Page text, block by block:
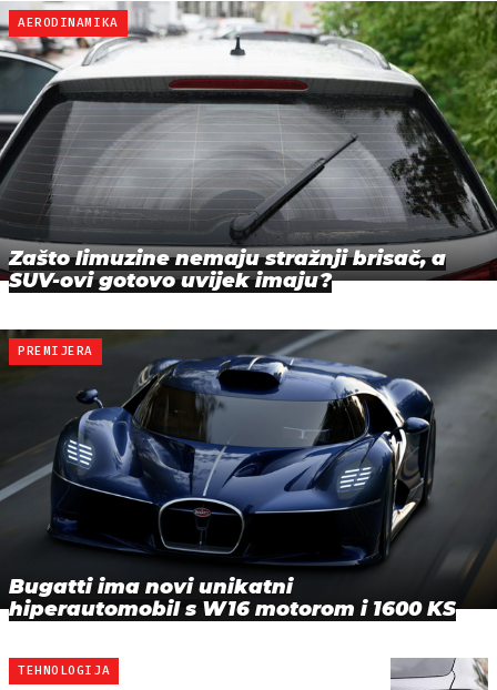
AERODINAMIKA
Zašto limuzine nemaju stražnji brisač, a
SUV-ovi gotovo uvijek imaju?
PREMIJERA
Bugatti ima novi unikatni
hiperautomobil s W16 motorom i 1600 KS
TEHNOLOGIJA